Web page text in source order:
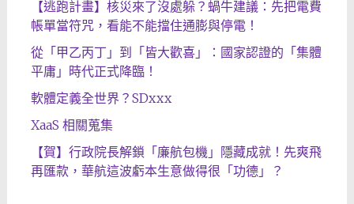
【逃跑計畫】核災來了沒處躲？蝸牛建議：先把電費
帳單當符咒，看能不能擋住通膨與停電！
從「甲乙丙丁」到「皆大歡喜」：國家認證的「集體
平庸」時代正式降臨！
軟體定義全世界？SDxxx
XaaS 相關蒐集
【賀】行政院長解鎖「廉航包機」隱藏成就！先爽飛
再匯款，華航這波虧本生意做得很「功德」？